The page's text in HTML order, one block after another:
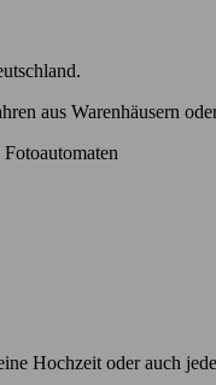
aus Warenhäusern
Hochzeit oder auch